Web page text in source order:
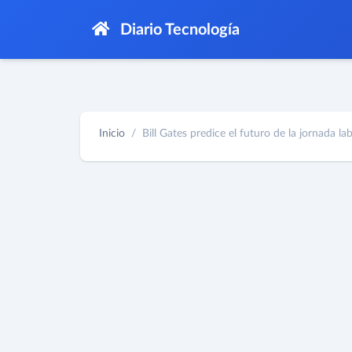
Diario Tecnología
Inicio Bill Gates predice el futuro de la jornada